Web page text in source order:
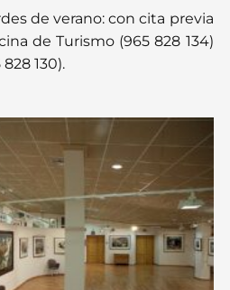
de verano: con cita previa
de Turismo (965 828 134)
130).